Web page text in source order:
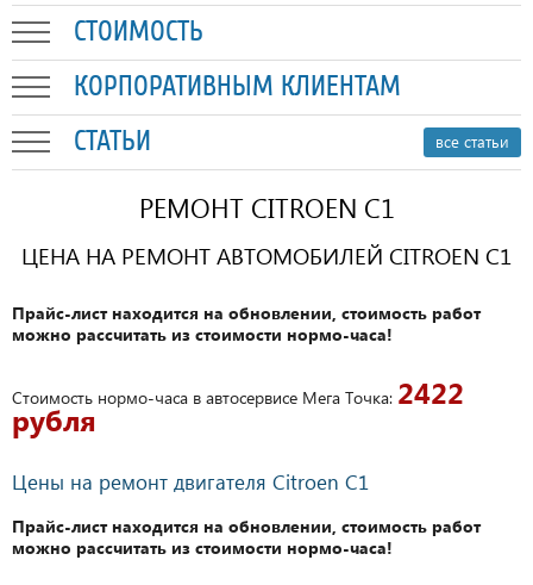
СТОИМОСТЬ
КОРПОРАТИВНЫМ КЛИЕНТАМ
СТАТЬИ
все статьи
РЕМОНТ CITROEN C1
ЦЕНА НА РЕМОНТ АВТОМОБИЛЕЙ CITROEN C1
Прайс-лист находится на обновлении, стоимость работ
можно рассчитать из стоимости нормо-часа!
Стоимость нормо-часа в автосервисе Мега Точка: 2422
рубля
Цены на ремонт двигателя Citroen C1
Прайс-лист находится на обновлении, стоимость работ
можно рассчитать из стоимости нормо-часа!